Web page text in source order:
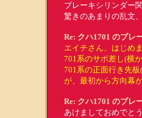
ブレーキシリンダー
驚きのあまりの乱文
Re: クハ1701 のブレ
エイチさん、はじめ
701系のサボ差し(横
701系の正面行き先
が、最初から方向幕
Re: クハ1701 のブレ
あけましておめでと